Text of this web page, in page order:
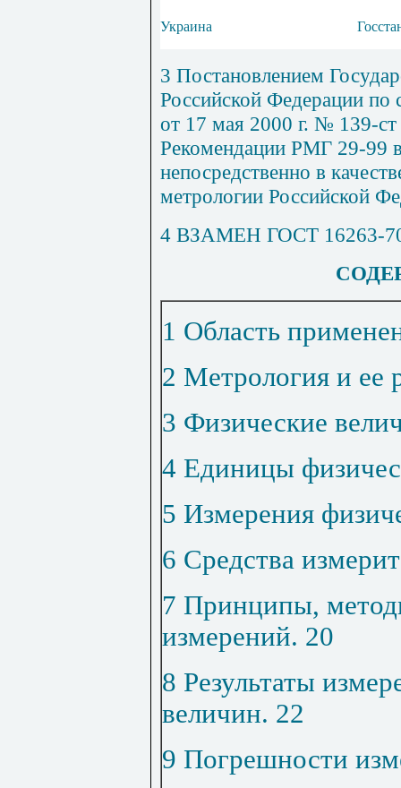
Украина
3 Постановлением
Российской Федерации по
от 17 мая 2000 г. № 139-
Рекомендации РМГ 29-99
непосредственно в
метрологии Российской
4 ВЗАМЕН ГОСТ 16263-
1 Область
2 Метрология и ее
3 Физические
4 Единицы
5 Измерения
6 Средства
7 Принципы,
измерений. 20
8 Результаты
величин. 22
9 Погрешности